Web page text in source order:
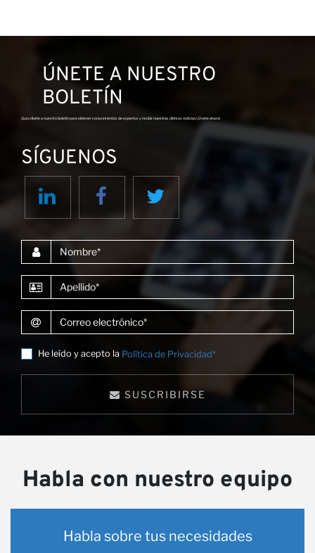
ÚNETE A NUESTRO
BOLETÍN
¡Suscríbete a nuestro boletín para obtener conocimientos de expertos y recibir nuestras últimas noticias! ¡Únete ahora!
SÍGUENOS
Nombre
Apellido
Correo electrónico
He leído y acepto la Política de Privacidad*
SUSCRIBIRSE
Habla con nuestro equipo
Habla sobre tus necesidades